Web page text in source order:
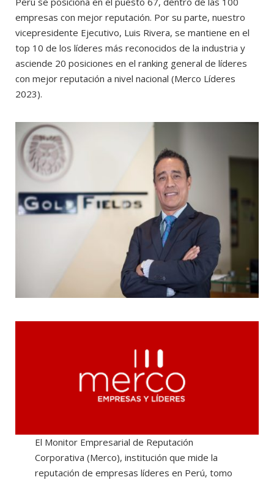
empresas con mejor reputación. Por su parte, nuestro
vicepresidente Ejecutivo, Luis Rivera, se mantiene en el
top 10 de los líderes más reconocidos de la industria y
asciende 20 posiciones en el ranking general de líderes
con mejor reputación a nivel nacional (Merco Líderes
2023).
El Monitor Empresarial de Reputación
Corporativa (Merco), institución que mide la
reputación de empresas líderes en Perú, tomo